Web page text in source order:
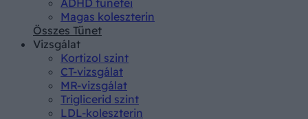
Magas koleszterin
Összes Tünet
Vizsgálat
Kortizol szint
CT-vizsgálat
MR-vizsgálat
Triglicerid szint
LDL-koleszterin